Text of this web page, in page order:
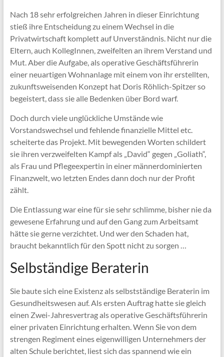
Nach 18 sehr erfolgreichen Jahren in dieser Einrichtung
stieß ihre Entscheidung zu einem Wechsel in die
Privatwirtschaft komplett auf Unverständnis. Nicht nur die
Eltern, auch KollegInnen, zweifelten an ihrem Verstand und
Mut. Aber die Aufgabe, als operative Geschäftsführerin
einer neuartigen Wohnanlage mit einem von ihr erstellten,
zukunftsweisenden Konzept hat Doris Röhlich-Spitzer so
begeistert, dass sie alle Bedenken über Bord warf.
Doch durch viele unglückliche Umstände wie
Vorstandswechsel und fehlende finanzielle Mittel etc.
scheiterte das Projekt. Mit bewegenden Worten schildert
sie ihren verzweifelten Kampf als „David“ gegen „Goliath“,
als Frau und Pflegeexpertin in einer männerdominierten
Finanzwelt, wo letzten Endes dann doch nur der Profit
zählt.
Die Entlassung war eine für sie sehr schlimme, bisher nie da
gewesene Erfahrung und auf den Gang zum Arbeitsamt
hätte sie gerne verzichtet. Und wer den Schaden hat,
braucht bekanntlich für den Spott nicht zu sorgen …
Selbständige Beraterin
Sie baute sich eine Existenz als selbstständige Beraterin im
Gesundheitswesen auf. Als ersten Auftrag hatte sie gleich
einen Zwei-Jahresvertrag als operative Geschäftsführerin
einer privaten Einrichtung erhalten. Wenn Sie von dem
strengen Regiment eines eigenwilligen Unternehmers der
alten Schule berichtet, liest sich das spannend wie ein